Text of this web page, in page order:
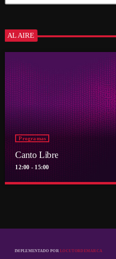
AL AIRE
Programas
Canto Libre
12:00 - 15:00
El canto con sentido y razón de los
IMPLEMENTADO PORLOCUTORDEMARCA